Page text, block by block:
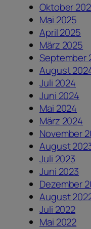
Oktober
Mai 2025
April 2025
März 2025
September
August
Juli 2024
Juni 2024
Mai 2024
März 2024
November
August
Juli 2023
Juni 2023
Dezember
August
Juli 2022
Mai 2022